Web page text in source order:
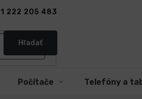
222 205 483
Hľadať
Počítače Telefóny a